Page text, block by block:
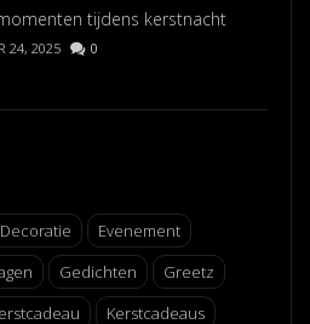
tijdens kerstnacht
24, 2025 0
Decoratie
Evenement
Gedichten
Greetz
Kerstcadeaus